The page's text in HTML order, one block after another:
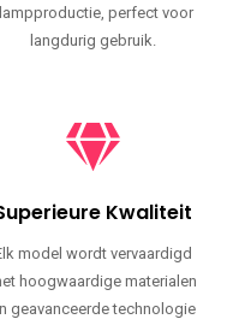
perfect voor
langdurig gebruik.
Kwaliteit
model wordt vervaardigd
hoogwaardige materialen
geavanceerde technologie